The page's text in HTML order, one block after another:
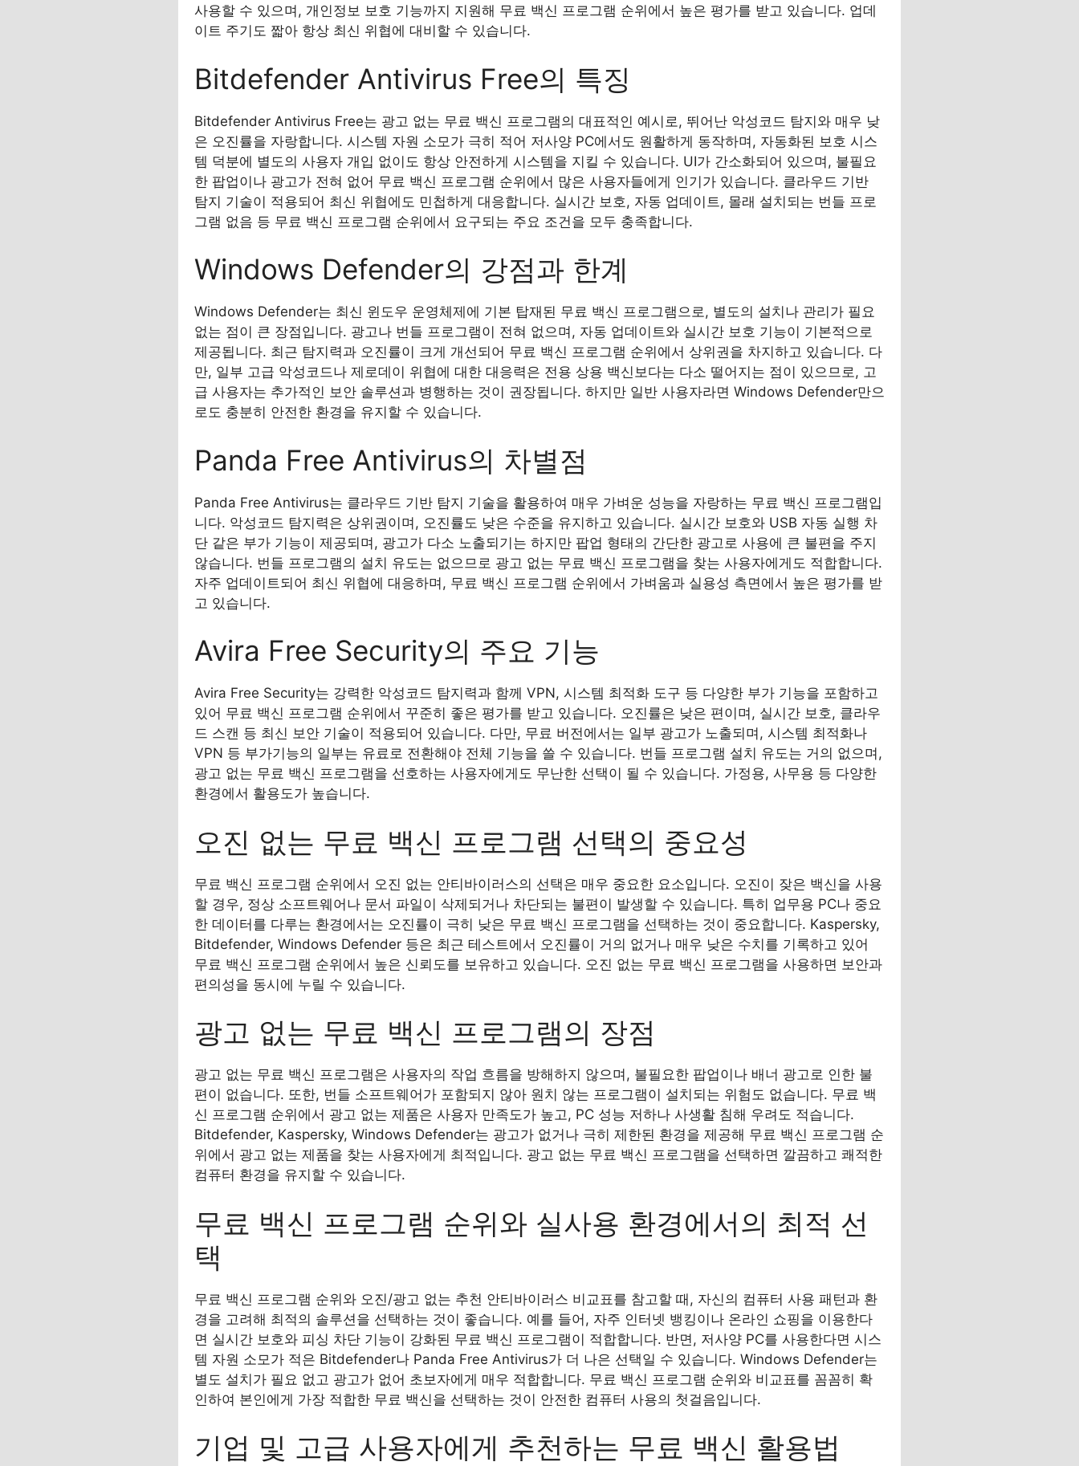
사용할 수 있으며, 개인정보 보호 기능까지 지원해 무료 백신 프로그램 순위에서 높은 평가를 받고 있습니다. 업데
이트 주기도 짧아 항상 최신 위협에 대비할 수 있습니다.
Bitdefender Antivirus Free의 특징
Bitdefender Antivirus Free는 광고 없는 무료 백신 프로그램의 대표적인 예시로, 뛰어난 악성코드 탐지와 매우 낮
은 오진률을 자랑합니다. 시스템 자원 소모가 극히 적어 저사양 PC에서도 원활하게 동작하며, 자동화된 보호 시스
템 덕분에 별도의 사용자 개입 없이도 항상 안전하게 시스템을 지킬 수 있습니다. UI가 간소화되어 있으며, 불필요
한 팝업이나 광고가 전혀 없어 무료 백신 프로그램 순위에서 많은 사용자들에게 인기가 있습니다. 클라우드 기반
탐지 기술이 적용되어 최신 위협에도 민첩하게 대응합니다. 실시간 보호, 자동 업데이트, 몰래 설치되는 번들 프로
그램 없음 등 무료 백신 프로그램 순위에서 요구되는 주요 조건을 모두 충족합니다.
Windows Defender의 강점과 한계
Windows Defender는 최신 윈도우 운영체제에 기본 탑재된 무료 백신 프로그램으로, 별도의 설치나 관리가 필요
없는 점이 큰 장점입니다. 광고나 번들 프로그램이 전혀 없으며, 자동 업데이트와 실시간 보호 기능이 기본적으로
제공됩니다. 최근 탐지력과 오진률이 크게 개선되어 무료 백신 프로그램 순위에서 상위권을 차지하고 있습니다. 다
만, 일부 고급 악성코드나 제로데이 위협에 대한 대응력은 전용 상용 백신보다는 다소 떨어지는 점이 있으므로, 고
급 사용자는 추가적인 보안 솔루션과 병행하는 것이 권장됩니다. 하지만 일반 사용자라면 Windows Defender만으
로도 충분히 안전한 환경을 유지할 수 있습니다.
Panda Free Antivirus의 차별점
Panda Free Antivirus는 클라우드 기반 탐지 기술을 활용하여 매우 가벼운 성능을 자랑하는 무료 백신 프로그램입
니다. 악성코드 탐지력은 상위권이며, 오진률도 낮은 수준을 유지하고 있습니다. 실시간 보호와 USB 자동 실행 차
단 같은 부가 기능이 제공되며, 광고가 다소 노출되기는 하지만 팝업 형태의 간단한 광고로 사용에 큰 불편을 주지
않습니다. 번들 프로그램의 설치 유도는 없으므로 광고 없는 무료 백신 프로그램을 찾는 사용자에게도 적합합니다.
자주 업데이트되어 최신 위협에 대응하며, 무료 백신 프로그램 순위에서 가벼움과 실용성 측면에서 높은 평가를 받
고 있습니다.
Avira Free Security의 주요 기능
Avira Free Security는 강력한 악성코드 탐지력과 함께 VPN, 시스템 최적화 도구 등 다양한 부가 기능을 포함하고
있어 무료 백신 프로그램 순위에서 꾸준히 좋은 평가를 받고 있습니다. 오진률은 낮은 편이며, 실시간 보호, 클라우
드 스캔 등 최신 보안 기술이 적용되어 있습니다. 다만, 무료 버전에서는 일부 광고가 노출되며, 시스템 최적화나
VPN 등 부가기능의 일부는 유료로 전환해야 전체 기능을 쓸 수 있습니다. 번들 프로그램 설치 유도는 거의 없으며,
광고 없는 무료 백신 프로그램을 선호하는 사용자에게도 무난한 선택이 될 수 있습니다. 가정용, 사무용 등 다양한
환경에서 활용도가 높습니다.
오진 없는 무료 백신 프로그램 선택의 중요성
무료 백신 프로그램 순위에서 오진 없는 안티바이러스의 선택은 매우 중요한 요소입니다. 오진이 잦은 백신을 사용
할 경우, 정상 소프트웨어나 문서 파일이 삭제되거나 차단되는 불편이 발생할 수 있습니다. 특히 업무용 PC나 중요
한 데이터를 다루는 환경에서는 오진률이 극히 낮은 무료 백신 프로그램을 선택하는 것이 중요합니다. Kaspersky,
Bitdefender, Windows Defender 등은 최근 테스트에서 오진률이 거의 없거나 매우 낮은 수치를 기록하고 있어
무료 백신 프로그램 순위에서 높은 신뢰도를 보유하고 있습니다. 오진 없는 무료 백신 프로그램을 사용하면 보안과
편의성을 동시에 누릴 수 있습니다.
광고 없는 무료 백신 프로그램의 장점
광고 없는 무료 백신 프로그램은 사용자의 작업 흐름을 방해하지 않으며, 불필요한 팝업이나 배너 광고로 인한 불
편이 없습니다. 또한, 번들 소프트웨어가 포함되지 않아 원치 않는 프로그램이 설치되는 위험도 없습니다. 무료 백
신 프로그램 순위에서 광고 없는 제품은 사용자 만족도가 높고, PC 성능 저하나 사생활 침해 우려도 적습니다.
Bitdefender, Kaspersky, Windows Defender는 광고가 없거나 극히 제한된 환경을 제공해 무료 백신 프로그램 순
위에서 광고 없는 제품을 찾는 사용자에게 최적입니다. 광고 없는 무료 백신 프로그램을 선택하면 깔끔하고 쾌적한
컴퓨터 환경을 유지할 수 있습니다.
무료 백신 프로그램 순위와 실사용 환경에서의 최적 선
택
무료 백신 프로그램 순위와 오진/광고 없는 추천 안티바이러스 비교표를 참고할 때, 자신의 컴퓨터 사용 패턴과 환
경을 고려해 최적의 솔루션을 선택하는 것이 좋습니다. 예를 들어, 자주 인터넷 뱅킹이나 온라인 쇼핑을 이용한다
면 실시간 보호와 피싱 차단 기능이 강화된 무료 백신 프로그램이 적합합니다. 반면, 저사양 PC를 사용한다면 시스
템 자원 소모가 적은 Bitdefender나 Panda Free Antivirus가 더 나은 선택일 수 있습니다. Windows Defender는
별도 설치가 필요 없고 광고가 없어 초보자에게 매우 적합합니다. 무료 백신 프로그램 순위와 비교표를 꼼꼼히 확
인하여 본인에게 가장 적합한 무료 백신을 선택하는 것이 안전한 컴퓨터 사용의 첫걸음입니다.
기업 및 고급 사용자에게 추천하는 무료 백신 활용법